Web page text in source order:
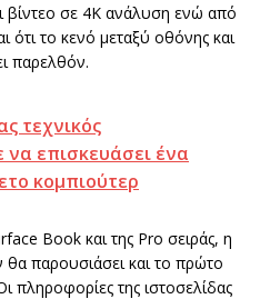
βίντεο σε 4K ανάλυση ενώ από
ότι το κενό μεταξύ οθόνης και
παρελθόν.
τεχνικός
επισκευάσει ένα
κομπιούτερ
Book και της Pro σειράς, η
παρουσιάσει και το πρώτο
πληροφορίες της ιστοσελίδας